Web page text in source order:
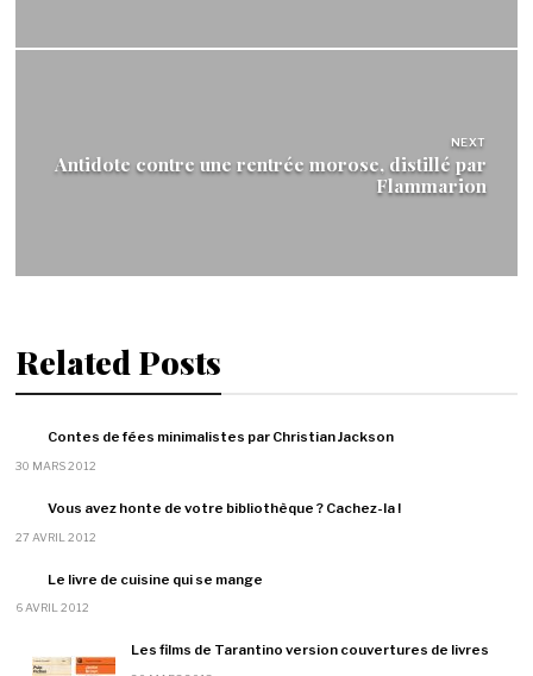
NEXT
Antidote contre une rentrée morose, distillé par
Flammarion
Related Posts
Contes de fées minimalistes par Christian Jackson
30 MARS 2012
Vous avez honte de votre bibliothèque ? Cachez-la !
27 AVRIL 2012
Le livre de cuisine qui se mange
6 AVRIL 2012
Les films de Tarantino version couvertures de livres